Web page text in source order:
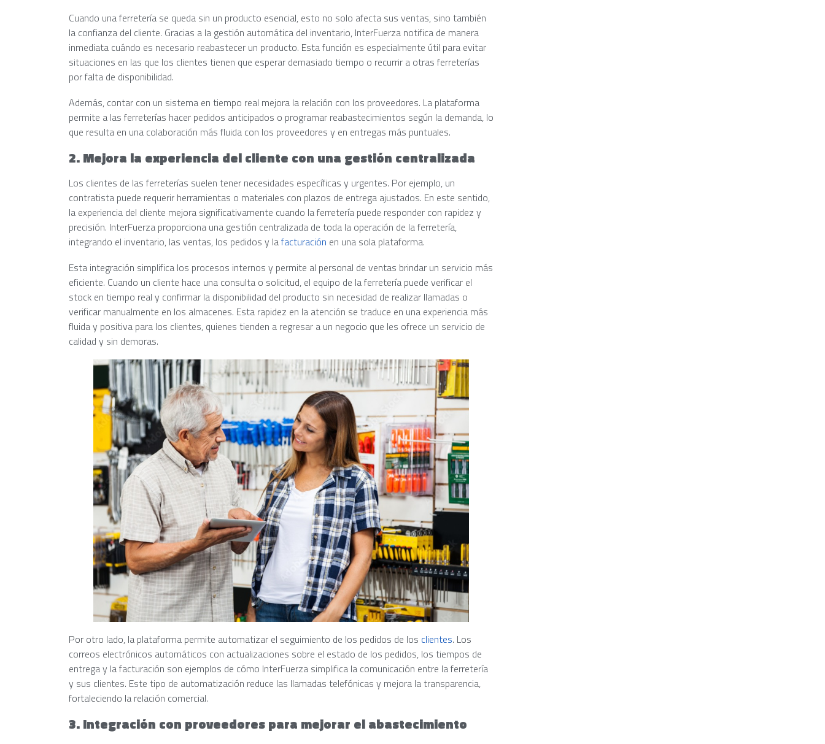
Cuando una ferretería se queda sin un producto esencial, esto no solo afecta sus ventas, sino también
la confianza del cliente. Gracias a la gestión automática del inventario, InterFuerza notifica de manera
inmediata cuándo es necesario reabastecer un producto. Esta función es especialmente útil para evitar
situaciones en las que los clientes tienen que esperar demasiado tiempo o recurrir a otras ferreterías
por falta de disponibilidad.
Además, contar con un sistema en tiempo real mejora la relación con los proveedores. La plataforma
permite a las ferreterías hacer pedidos anticipados o programar reabastecimientos según la demanda, lo
que resulta en una colaboración más fluida con los proveedores y en entregas más puntuales.
2. Mejora la experiencia del cliente con una gestión centralizada
Los clientes de las ferreterías suelen tener necesidades específicas y urgentes. Por ejemplo, un
contratista puede requerir herramientas o materiales con plazos de entrega ajustados. En este sentido,
la experiencia del cliente mejora significativamente cuando la ferretería puede responder con rapidez y
precisión. InterFuerza proporciona una gestión centralizada de toda la operación de la ferretería,
integrando el inventario, las ventas, los pedidos y lafacturación en una sola plataforma.
Esta integración simplifica los procesos internos y permite al personal de ventas brindar un servicio más
eficiente. Cuando un cliente hace una consulta o solicitud, el equipo de la ferretería puede verificar el
stock en tiempo real y confirmar la disponibilidad del producto sin necesidad de realizar llamadas o
verificar manualmente en los almacenes. Esta rapidez en la atención se traduce en una experiencia más
fluida y positiva para los clientes, quienes tienden a regresar a un negocio que les ofrece un servicio de
calidad y sin demoras.
Por otro lado, la plataforma permite automatizar el seguimiento de los pedidos de los clientes. Los
correos electrónicos automáticos con actualizaciones sobre el estado de los pedidos, los tiempos de
entrega y la facturación son ejemplos de cómo InterFuerza simplifica la comunicación entre la ferretería
y sus clientes. Este tipo de automatización reduce las llamadas telefónicas y mejora la transparencia,
fortaleciendo la relación comercial.
3. Integración con proveedores para mejorar el abastecimiento